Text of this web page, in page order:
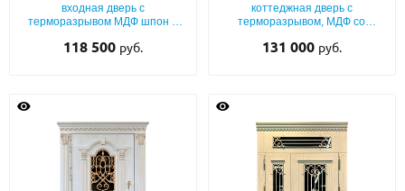
входная дверь с
терморазрывом МДФ шпон с
коваными решётками
118 500 руб.
коттеджная дверь с
терморазрывом, МДФ со
лев, ковкой, капителями и
131 000 руб.